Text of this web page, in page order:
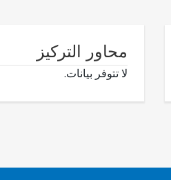
محاور التركيز
لا تتوفر بيانات.